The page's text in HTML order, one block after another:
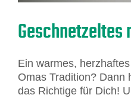
Geschnetzeltes
Ein warmes,
Omas Tradition? Dann
das Richtige für Dich!